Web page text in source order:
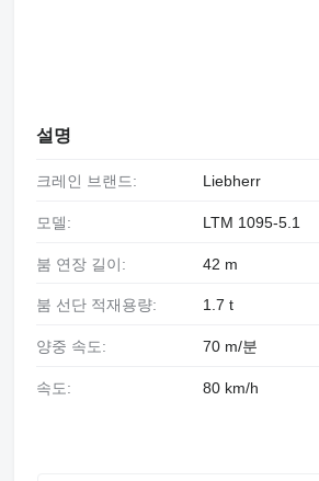
설명
크레인 브랜드: Liebherr
모델: LTM 1095-5.1
붐 연장 길이: 42 m
붐 선단 적재용량: 1.7 t
양중 속도: 70 m/분
속도: 80 km/h